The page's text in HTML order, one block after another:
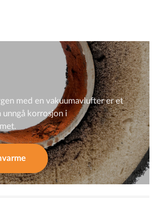
med en vakuumavlufter er et
korrosjon i